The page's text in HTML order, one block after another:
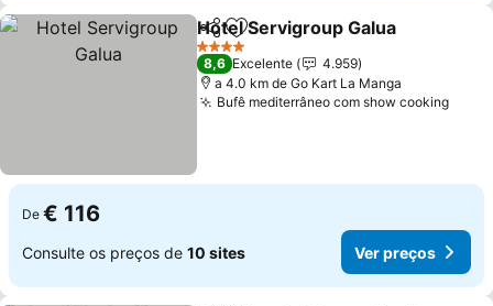
PartilharAdicionar aos favoritos
Hotel Servigroup Galua
4 Estrelas
8,6 Excelente
4.959
a 4.0 km de Go Kart La Manga
Bufê mediterrâneo com show cookingVer
De € 116
Consulte os preços de 10 sites Ver preços